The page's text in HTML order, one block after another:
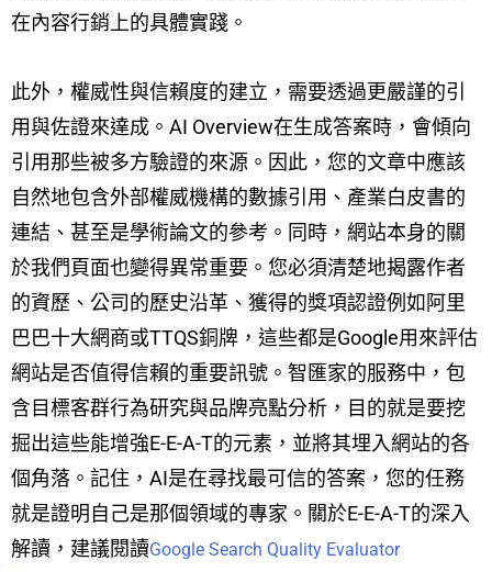
在內容行銷上的具體實踐。
此外，權威性與信賴度的建立，需要透過更嚴謹的引
用與佐證來達成。AI Overview在生成答案時，會傾向
引用那些被多方驗證的來源。因此，您的文章中應該
自然地包含外部權威機構的數據引用、產業白皮書的
連結、甚至是學術論文的參考。同時，網站本身的關
於我們頁面也變得異常重要。您必須清楚地揭露作者
的資歷、公司的歷史沿革、獲得的獎項認證例如阿里
巴巴十大網商或TTQS銅牌，這些都是Google用來評估
網站是否值得信賴的重要訊號。智匯家的服務中，包
含目標客群行為研究與品牌亮點分析，目的就是要挖
掘出這些能增強E-E-A-T的元素，並將其埋入網站的各
個角落。記住，AI是在尋找最可信的答案，您的任務
就是證明自己是那個領域的專家。關於E-E-A-T的深入
解讀，建議閱讀Google Search Quality Evaluator